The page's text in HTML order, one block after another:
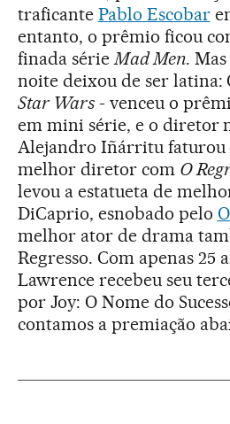
traficante Pablo Escobar
entanto, o prêmio ficou
finada sérieMad Men.
noite deixou de ser latina:
Star Wars- venceu o
em mini série, e o diretor
Alejandro Iñárritu faturou
melhor diretor com O
levou a estatueta de
DiCaprio, esnobado pelo
melhor ator de drama
Regresso. Com apenas 25
Lawrence recebeu seu
por Joy: O Nome do
contamos a premiação